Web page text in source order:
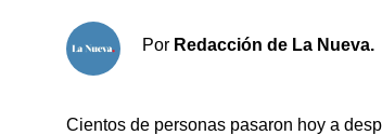
Horóscopo
Suplementos
Por Redacción de La Nueva.
Cientos de personas pasaron hoy a